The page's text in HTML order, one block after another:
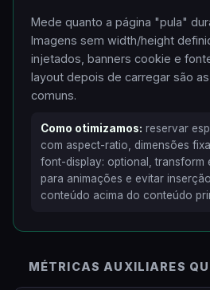
Mede quanto a página "pula"
Imagens sem width/height
injetados, banners cookie e
layout depois de carregar são
comuns.
Como otimizamos: reservar
com aspect-ratio, dimensões
font-display: optional, transform
para animações e evitar
conteúdo acima do conteúdo
MÉTRICAS AUXILIARES